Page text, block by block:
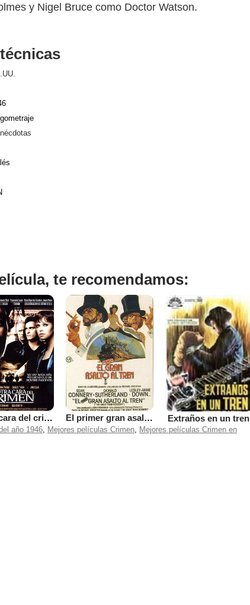
y Nigel Bruce como Doctor Watson.
te recomendamos:
La otra cara del crimen El primer gran asalto al tren Extraños en un tren
año 1946 Mejores películas Crimen Mejores películas Crimen en